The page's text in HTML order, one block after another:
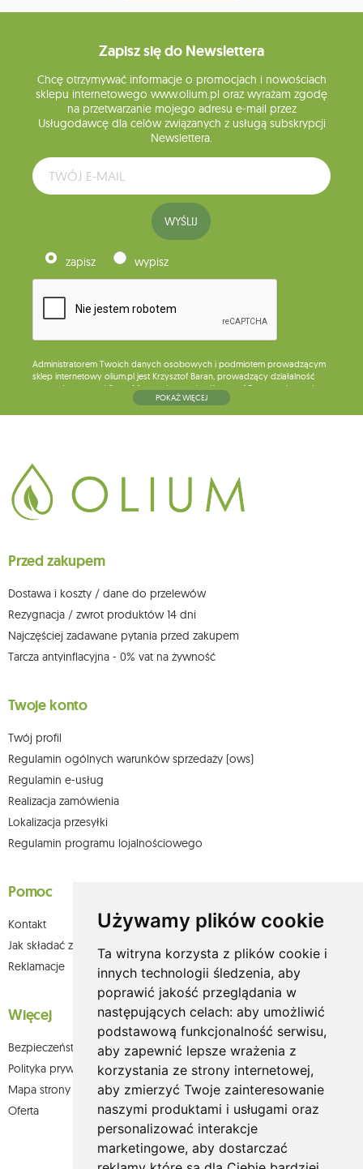
Używamy plików cookie
Ta witryna korzysta z plików cookie i
innych technologii śledzenia, aby
poprawić jakość przeglądania w
następujących celach: aby umożliwić
podstawową funkcjonalność serwisu,
aby zapewnić lepsze wrażenia z
korzystania ze strony internetowej,
aby zmierzyć Twoje zainteresowanie
naszymi produktami i usługami oraz
personalizować interakcje
marketingowe, aby dostarczać
Zapisz się do Newslettera
Chcę otrzymywać informacje o promocjach i nowościach
sklepu internetowego www.olium.pl oraz wyrażam zgodę
na przetwarzanie mojego adresu e-mail przez
Usługodawcę dla celów związanych z usługą subskrypcji
Newslettera.
WYŚLIJ
zapisz wypisz
Administratorem Twoich danych osobowych i podmiotem prowadzącym
sklep internetowy olium.pl jest Krzysztof Baran, prowadzący działalność
gospodarczą pod firmą: Mouton Interactive Krzysztof Baran wpisaną do
Centralnej Ewidencji i Informacji o Działalności Gospodarczej, adres
głównego miejsca wykonywania działalności w Siedlcach, ul. Starowiejska
Dane będą przetwarzane w celu wysyłki newslettera i przechowywane do
chwili rezygnacji z subskrypcji.
Przysługuje Ci prawo do żądania dostępu do swoich danych osobowych,
ich sprostowania, usunięcia, ograniczenia przetwarzania, wniesienia
sprzeciwu wobec przetwarzania swoich danych oraz prawo do
którego dokonano na podstawie zgody przed jej cofnięciem. W tym celu
możesz kontaktować się z działem obsługi klienta Mouton Interactive pod
Więcej informacji: www.mouton.pl/ODO
POKAŻ WIĘCEJ
Przed zakupem
Dostawa i koszty / dane do przelewów
Rezygnacja / zwrot produktów 14 dni
Najczęściej zadawane pytania przed zakupem
Tarcza antyinflacyjna - 0% vat na żywność
Twoje konto
Twój profil
Regulamin ogólnych warunków sprzedaży (ows)
Regulamin e-usług
Realizacja zamówienia
Lokalizacja przesyłki
Regulamin programu lojalnościowego
Pomoc
Kontakt
Jak składać zamówienia w sklepie olium.pl?
Reklamacje
Więcej
Bezpieczeństwo płatności
Polityka prywatności
Mapa strony
Oferta